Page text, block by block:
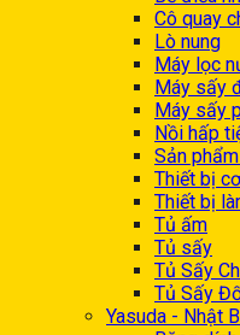
Cô quay
Lò nung
Máy lọc
Máy sấy
Máy sấy
Nồi hấp
Sản
Thiết bị
Thiết bị
Tủ ấm
Tủ sấy
Tủ Sấy
Tủ Sấy
Yasuda - Nhật